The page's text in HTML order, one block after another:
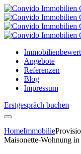
Angebote
Referenzen
Blog
Impressum
Erstgespräch buchen
HomeImmobilie
Maisonette-Wohnung